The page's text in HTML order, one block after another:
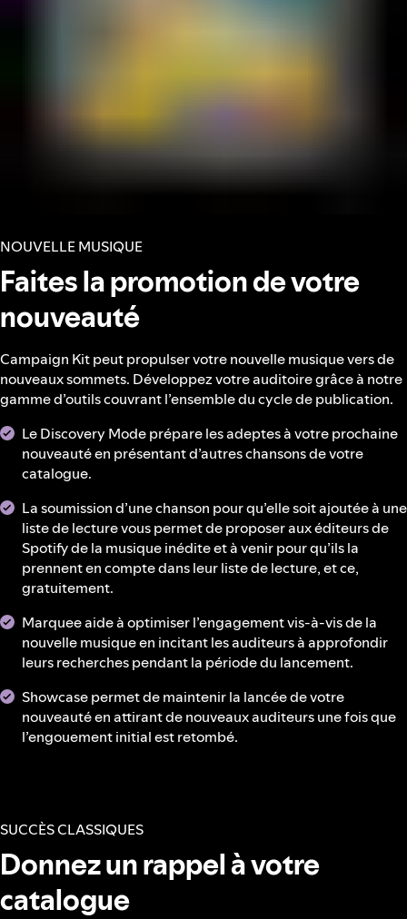
NOUVELLE MUSIQUE
Faites la promotion de votre
nouveauté
Campaign Kit peut propulser votre nouvelle musique vers de
nouveaux sommets. Développez votre auditoire grâce à notre
gamme d’outils couvrant l’ensemble du cycle de publication.
Le Discovery Mode prépare les adeptes à votre prochaine
nouveauté en présentant d’autres chansons de votre
catalogue.
La soumission d’une chanson pour qu’elle soit ajoutée à une
liste de lecture vous permet de proposer aux éditeurs de
Spotify de la musique inédite et à venir pour qu’ils la
prennent en compte dans leur liste de lecture, et ce,
gratuitement.
Marquee aide à optimiser l’engagement vis-à-vis de la
nouvelle musique en incitant les auditeurs à approfondir
leurs recherches pendant la période du lancement.
Showcase permet de maintenir la lancée de votre
nouveauté en attirant de nouveaux auditeurs une fois que
l’engouement initial est retombé.
SUCCÈS CLASSIQUES
Donnez un rappel à votre
catalogue